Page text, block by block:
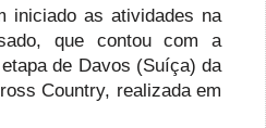
iniciado as atividades na
que contou com a
de Davos (Suíça) da
Country, realizada em